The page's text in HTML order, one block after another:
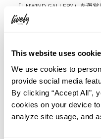
This website uses
We use cookies to
provide social media
By clicking “Accept All”,
cookies on your device
analyze site usage, and
「UNWIND GALLERY」を
無料でご鑑賞いただける、当